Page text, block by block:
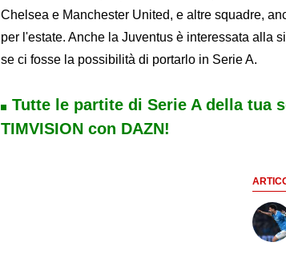
Chelsea e Manchester United, e altre squadre,
per l'estate. Anche la Juventus è interessata alla
se ci fosse la possibilità di portarlo in Serie A.
Tutte le partite di Serie A della tua
TIMVISION con DAZN!